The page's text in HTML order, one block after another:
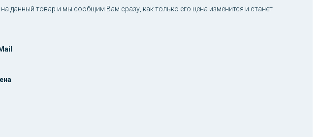
данный товар и мы сообщим Вам сразу, как только его цена изменится и станет